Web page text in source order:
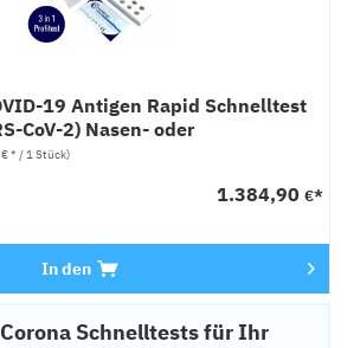
19 Antigen Rapid Schnelltest
CoV-2) Nasen- oder
* / 1 Stück)
1.384,90 €*
In den
Schnelltests für Ihr